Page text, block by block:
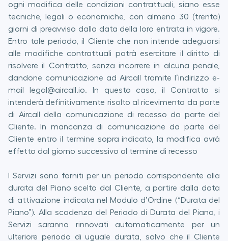
ogni modifica delle condizioni contrattuali, siano esse
tecniche, legali o economiche, con almeno 30 (trenta)
giorni di preavviso dalla data della loro entrata in vigore.
Entro tale periodo, il Cliente che non intende adeguarsi
alle modifiche contrattuali potrà esercitare il diritto di
risolvere il Contratto, senza incorrere in alcuna penale,
dandone comunicazione ad Aircall tramite l’indirizzo e-
mail legal@aircall.io. In questo caso, il Contratto si
intenderà definitivamente risolto al ricevimento da parte
di Aircall della comunicazione di recesso da parte del
Cliente. In mancanza di comunicazione da parte del
Cliente entro il termine sopra indicato, la modifica avrà
effetto dal giorno successivo al termine di recesso
I Servizi sono forniti per un periodo corrispondente alla
durata del Piano scelto dal Cliente, a partire dalla data
di attivazione indicata nel Modulo d’Ordine (“Durata del
Piano”). Alla scadenza del Periodo di Durata del Piano, i
Servizi saranno rinnovati automaticamente per un
ulteriore periodo di uguale durata, salvo che il Cliente